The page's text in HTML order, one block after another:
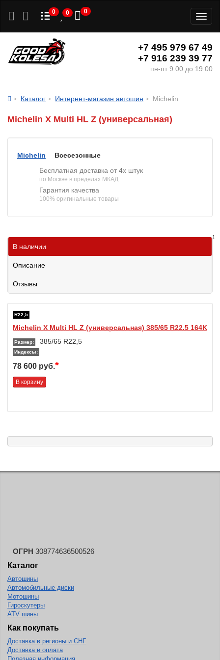
0 0 0
+7 495 979 67 49
+7 916 239 39 77
пн-пт 9:00 до 19:00
Каталог Интернет-магазин автошин Michelin
Michelin X Multi HL Z (универсальная)
Michelin
Всесезонные
Бесплатная доставка от 4х штук
по Москве в пределах МКАД
Гарантия качества
100% оригинальные товары
В наличии
1
Описание
Отзывы
R22,5
Michelin X Multi HL Z (универсальная) 385/65 R22.5 164K
Размер: 385/65 R22,5
Индексы:
78 600 руб.*
В корзину
ОГРН 308774636500526
Каталог
Автошины
Автомобильные диски
Мотошины
Гироскутеры
ATV шины
Как покупать
Доставка в регионы и СНГ
Доставка и оплата